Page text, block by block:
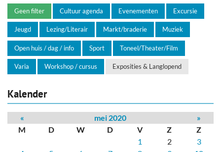
Geen filter Cultuur agenda Evenementen Excursie
Jeugd Lezing/Literair Markt/braderie Muziek
Open huis / dag / info Sport Toneel/Theater/Film
Varia Workshop / cursus Exposities & Langlopend
Kalender
« mei 2020
»
M
D W D V Z
Z
1
2
3